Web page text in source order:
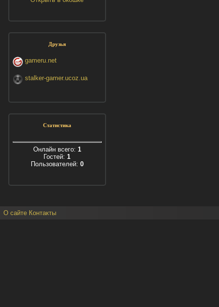
Друзья
gameru.net
stalker-gamer.ucoz.ua
Статистика
Онлайн всего: 1
Гостей: 1
Пользователей: 0
О сайте Контакты